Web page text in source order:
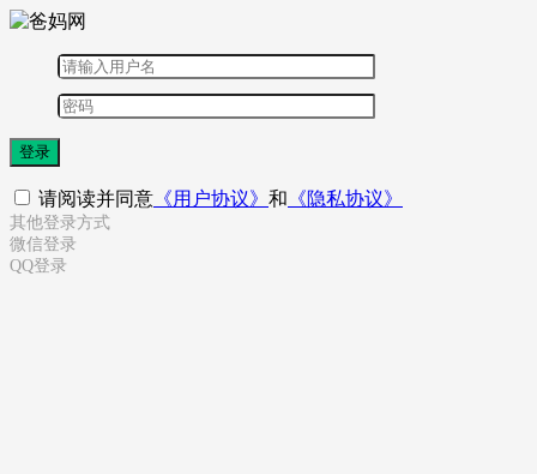
登录
请阅读并同意 《用户协议》 和 《隐私协议》
其他登录方式
微信登录
QQ登录